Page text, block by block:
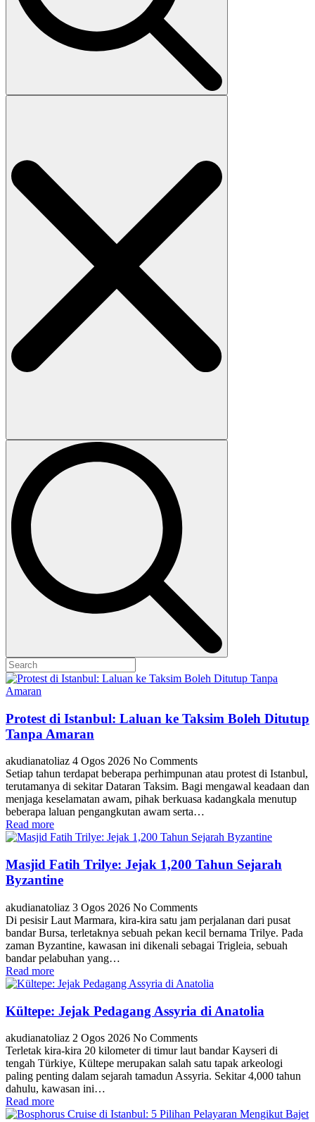
Search
Protest di Istanbul: Laluan ke Taksim Boleh Ditutup
Tanpa Amaran
akudianatoliaz 4 Ogos 2026 No Comments
Setiap tahun terdapat beberapa perhimpunan atau protest di Istanbul,
terutamanya di sekitar Dataran Taksim. Bagi mengawal keadaan dan
menjaga keselamatan awam, pihak berkuasa kadangkala menutup
beberapa laluan pengangkutan awam serta…
Read more
Masjid Fatih Trilye: Jejak 1,200 Tahun Sejarah
Byzantine
akudianatoliaz 3 Ogos 2026 No Comments
Di pesisir Laut Marmara, kira-kira satu jam perjalanan dari pusat
bandar Bursa, terletaknya sebuah pekan kecil bernama Trilye. Pada
zaman Byzantine, kawasan ini dikenali sebagai Trigleia, sebuah
bandar pelabuhan yang…
Read more
Kültepe: Jejak Pedagang Assyria di Anatolia
akudianatoliaz 2 Ogos 2026 No Comments
Terletak kira-kira 20 kilometer di timur laut bandar Kayseri di
tengah Türkiye, Kültepe merupakan salah satu tapak arkeologi
paling penting dalam sejarah tamadun Assyria. Sekitar 4,000 tahun
dahulu, kawasan ini…
Read more